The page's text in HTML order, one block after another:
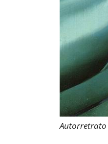
Autorretrato